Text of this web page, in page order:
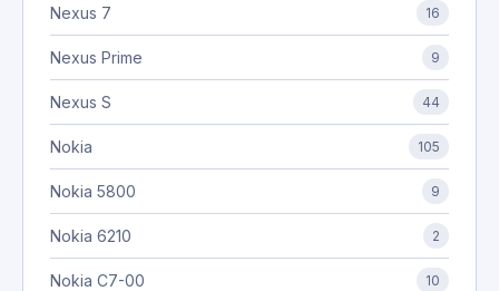
Nexus 7 16
Nexus Prime 9
Nexus S 44
Nokia 105
Nokia 5800 9
Nokia 6210 2
Nokia C7-00 10